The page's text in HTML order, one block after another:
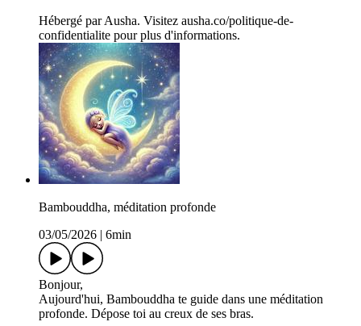
Hébergé par Ausha. Visitez ausha.co/politique-de-
confidentialite pour plus d'informations.
Bambouddha, méditation profonde
03/05/2026
6min
Bonjour,
Aujourd'hui, Bambouddha te guide dans une méditation
profonde. Dépose toi au creux de ses bras.